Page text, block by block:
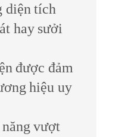
diện tích
hay sưởi
được đảm
hiệu uy
vượt